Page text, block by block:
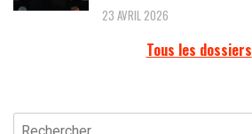
23 AVRIL 2026
Tous les dossiers
Rechercher :